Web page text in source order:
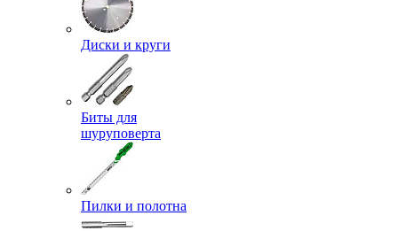
Диски и круги
Биты для
шуруповерта
Пилки и полотна